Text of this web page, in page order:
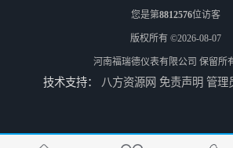
FMP43 润滑油雷达液位计 能够提供定制服务
您是第8812576位访客
版权所有 ©2026-08-07
河南福瑞德仪表有限公司 保留所
技术支持： 八方资源网 免责声明 管理